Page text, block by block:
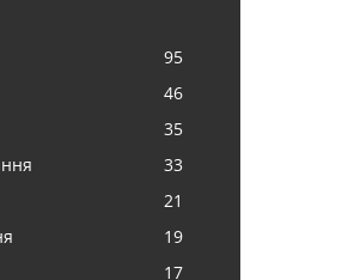
95
46
35
33
21
19
17